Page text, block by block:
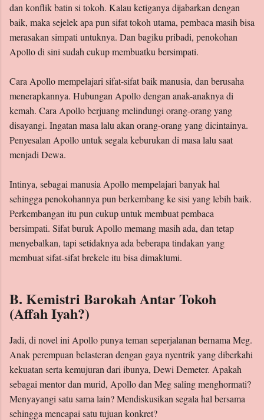
dan konflik batin si tokoh. Kalau ketiganya dijabarkan dengan
baik, maka sejelek apa pun sifat tokoh utama, pembaca masih bisa
merasakan simpati untuknya. Dan bagiku pribadi, penokohan
Apollo di sini sudah cukup membuatku bersimpati.
Cara Apollo mempelajari sifat-sifat baik manusia, dan berusaha
menerapkannya. Hubungan Apollo dengan anak-anaknya di
kemah. Cara Apollo berjuang melindungi orang-orang yang
disayangi. Ingatan masa lalu akan orang-orang yang dicintainya.
Penyesalan Apollo untuk segala keburukan di masa lalu saat
menjadi Dewa.
Intinya, sebagai manusia Apollo mempelajari banyak hal
sehingga penokohannya pun berkembang ke sisi yang lebih baik.
Perkembangan itu pun cukup untuk membuat pembaca
bersimpati. Sifat buruk Apollo memang masih ada, dan tetap
menyebalkan, tapi setidaknya ada beberapa tindakan yang
membuat sifat-sifat brekele itu bisa dimaklumi.
B. Kemistri Barokah Antar Tokoh
(Affah Iyah?)
Jadi, di novel ini Apollo punya teman seperjalanan bernama Meg.
Anak perempuan belasteran dengan gaya nyentrik yang diberkahi
kekuatan serta kemujuran dari ibunya, Dewi Demeter. Apakah
sebagai mentor dan murid, Apollo dan Meg saling menghormati?
Menyayangi satu sama lain? Mendiskusikan segala hal bersama
sehingga mencapai satu tujuan konkret?